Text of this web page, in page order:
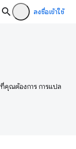
ลงชื่อเข้าใช้
ที่คุณต้องการ การแปล